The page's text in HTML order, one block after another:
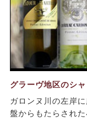
グラーヴ地区のシ
ガロンヌ川の左岸
盤からもたらされ